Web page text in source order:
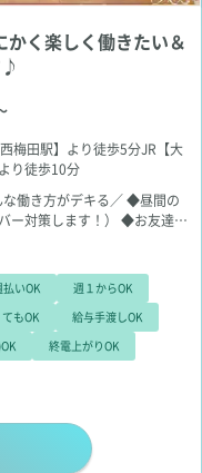
く楽しく働きたい＆
♪
梅田駅】より徒歩5分JR【大
り徒歩10分
働き方がデキる／◆昼間の
対策します！）
◆お友達と
払いOK
週１からOK
もOK
給与手渡しOK
終電上がりOK
何回でも体験OK☆と